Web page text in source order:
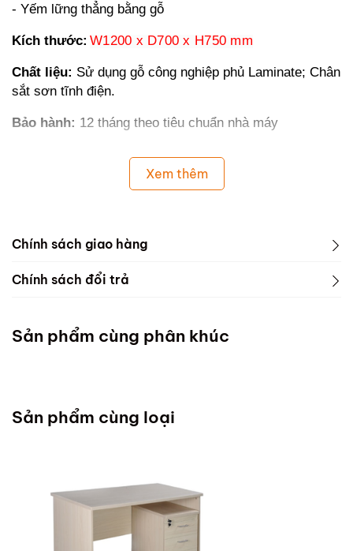
- Yếm lững thẳng bằng gỗ
Kích thước: W1200 x D700 x H750 mm
Chất liệu: Sử dụng gỗ công nghiệp phủ Laminate; Chân
sắt sơn tĩnh điện.
Bảo hành: 12 tháng theo tiêu chuẩn nhà máy
Xem thêm
Chính sách giao hàng
Chính sách đổi trả
Sản phẩm cùng phân khúc
Sản phẩm cùng loại